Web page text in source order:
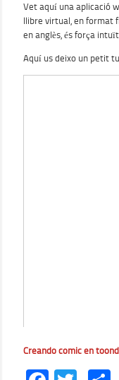
Vet aquí una aplicació
llibre virtual, en format
en anglès, és força
Aquí us deixo un petit
Creando comic en